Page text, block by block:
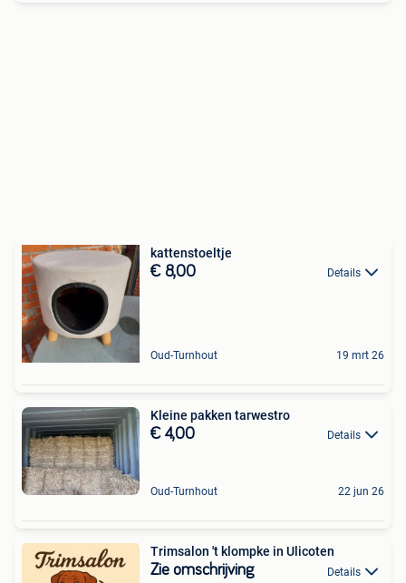
kattenstoeltje
€ 8,00 Details
Oud-Turnhout 19 mrt 26
Kleine pakken tarwestro
€ 4,00 Details
Oud-Turnhout 22 jun 26
Trimsalon 't klompke in Ulicoten
Zie omschrijving Details